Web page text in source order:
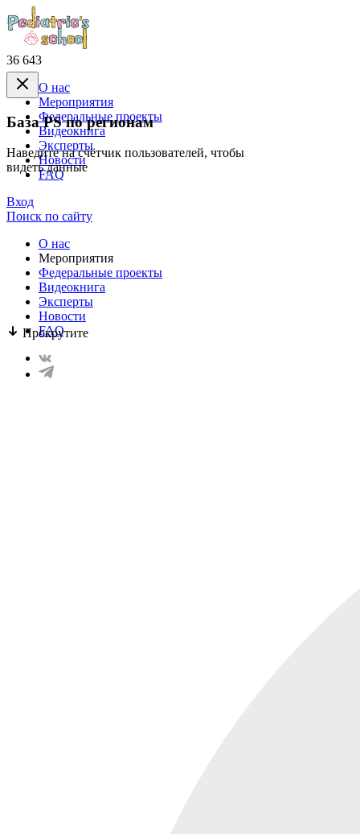
36 643
База PS по регионам
Наведите на счётчик пользователей, чтобы
видеть данные
Прокрутите
О нас
Mероприятия
Федеральные проекты
Видеокнига
Эксперты
Новости
FAQ
Вход
Поиск по сайту
О нас
Mероприятия
Федеральные проекты
Видеокнига
Эксперты
Новости
FAQ